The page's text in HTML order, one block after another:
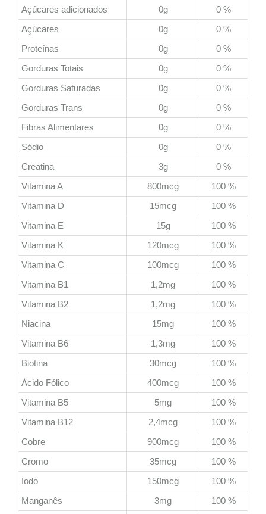
Açúcares adicionados 0g
0 %
Açúcares
0g
0 %
Proteínas
0g
0 %
Gorduras Totais
0g
0 %
Gorduras Saturadas
0g
0 %
Gorduras Trans
0g
0 %
Fibras Alimentares
0g
0 %
Sódio
0g
0 %
Creatina
3g
0 %
Vitamina A
800mcg
100 %
Vitamina D
15mcg
100 %
Vitamina E
15g
100 %
Vitamina K
120mcg
100 %
Vitamina C
100mcg
100 %
Vitamina B1
1,2mg
100 %
Vitamina B2
1,2mg
100 %
Niacina
15mg
100 %
Vitamina B6
1,3mg
100 %
Biotina
30mcg
100 %
Ácido Fólico
400mcg
100 %
Vitamina B5
5mg
100 %
Vitamina B12
2,4mcg
100 %
Cobre
900mcg
100 %
Cromo
35mcg
100 %
Iodo
150mcg
100 %
Manganês
3mg
100 %